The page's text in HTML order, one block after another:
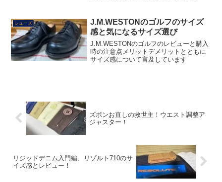
シューズ
J.M.WESTONのゴルフのサイズ
感と気になるサイズ選び
J.M.WESTONのゴルフのレビューと購入
時の注意点メリットデメリットとともに
サイズ感について言及しています
ズボンお直しの救世主！ウエスト調整ア
ジャスター！
リジッドデニム入門編、リゾルト710のサ
イズ感とレビュー！